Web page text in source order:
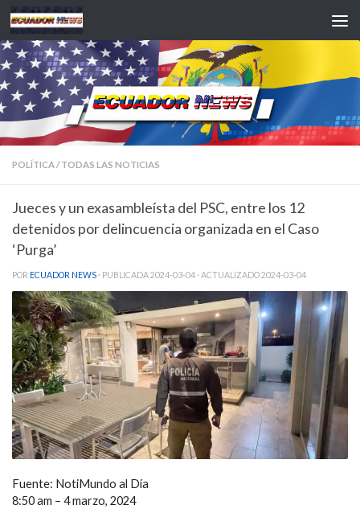
Saltar al contenido
POLÍTICA/ TODAS LAS NOTICIAS
Jueces y un exasambleísta del PSC, entre los 12
detenidos por delincuencia organizada en el Caso
‘Purga’
POR ECUADOR NEWS · PUBLICADA2024-03-04 · ACTUALIZADO2024-03-04
Fuente: NotiMundo al Día
8:50 am – 4 marzo, 2024